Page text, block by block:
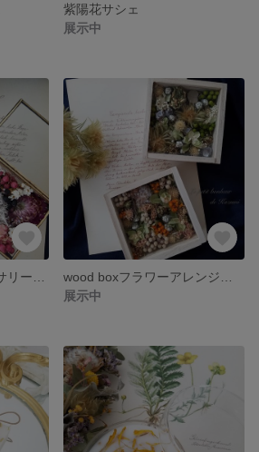
紫陽花サシェ
展示中
展示中